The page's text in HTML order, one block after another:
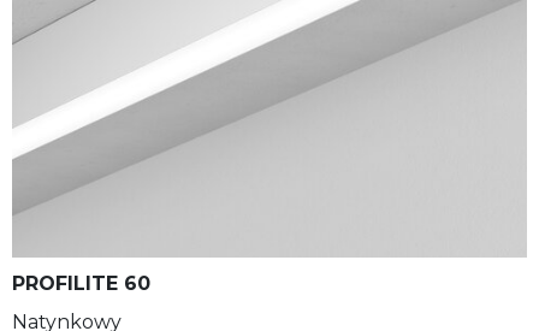
PROFILITE 60
Natynkowy